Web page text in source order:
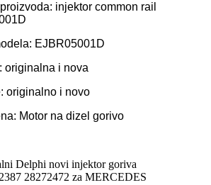
injektor common rail
EJBR05001D
originalna i nova
originalno i novo
Motor na dizel gorivo